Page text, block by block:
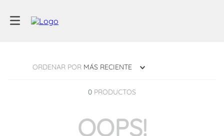
ORDENAR POR MÁS RECIENTE
0 PRODUCTOS
OOPS!